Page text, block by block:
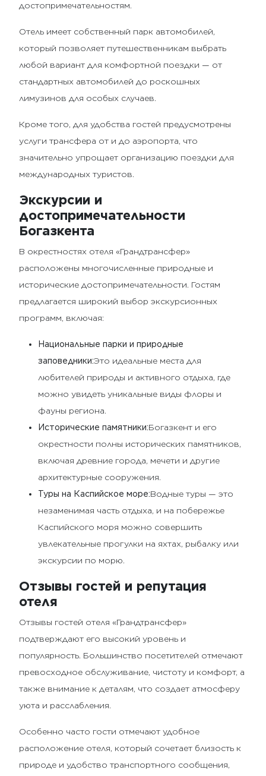
достопримечательностям.
Отель имеет собственный парк автомобилей,
который позволяет путешественникам выбрать
любой вариант для комфортной поездки — от
стандартных автомобилей до роскошных
лимузинов для особых случаев.
Кроме того, для удобства гостей предусмотрены
услуги трансфера от и до аэропорта, что
значительно упрощает организацию поездки для
международных туристов.
Экскурсии и
достопримечательности
Богазкента
В окрестностях отеля «Грандтрансфер»
расположены многочисленные природные и
исторические достопримечательности. Гостям
предлагается широкий выбор экскурсионных
программ, включая:
Национальные парки и природные
заповедники:Это идеальные места для
любителей природы и активного отдыха, где
можно увидеть уникальные виды флоры и
фауны региона.
Исторические памятники:Богазкент и его
окрестности полны исторических памятников,
включая древние города, мечети и другие
архитектурные сооружения.
Туры на Каспийское море:Водные туры — это
незаменимая часть отдыха, и на побережье
Каспийского моря можно совершить
увлекательные прогулки на яхтах, рыбалку или
экскурсии по морю.
Отзывы гостей и репутация
отеля
Отзывы гостей отеля «Грандтрансфер»
подтверждают его высокий уровень и
популярность. Большинство посетителей отмечают
превосходное обслуживание, чистоту и комфорт, а
также внимание к деталям, что создает атмосферу
уюта и расслабления.
Особенно часто гости отмечают удобное
расположение отеля, который сочетает близость к
природе и удобство транспортного сообщения,